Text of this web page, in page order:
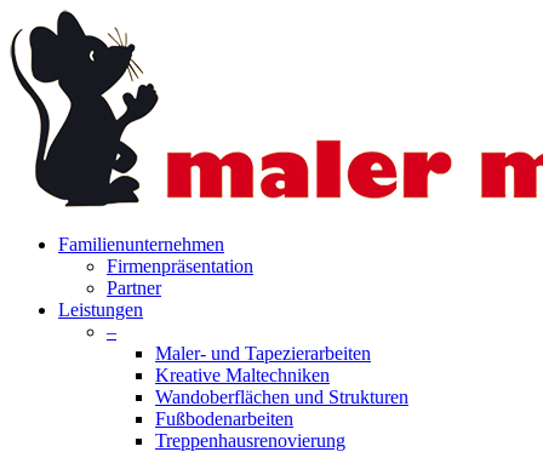
to
main
content
search
Menu
Familienunternehmen
Firmenpräsentation
Partner
Leistungen
–
Maler- und Tapezierarbeiten
Kreative Maltechniken
Wandoberflächen und Strukturen
Fußbodenarbeiten
Treppenhausrenovierung